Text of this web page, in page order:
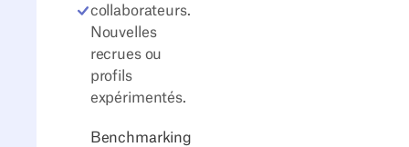
collaborateurs.
Nouvelles
recrues ou
profils
expérimentés.
Benchmarking